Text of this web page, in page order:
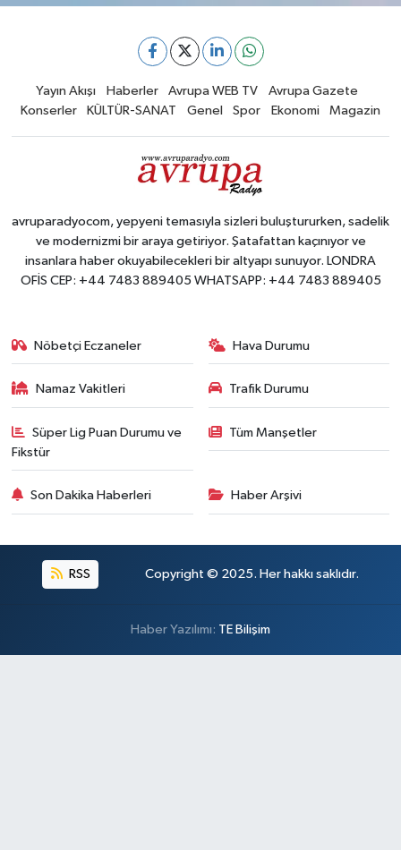
Yayın Akışı Haberler Avrupa WEB TV
Avrupa Gazete
Konserler
KÜLTÜR-SANAT Genel Spor Ekonomi Magazin
avruparadyocom, yepyeni temasıyla sizleri buluştururken, sadelik
ve modernizmi bir araya getiriyor. Şatafattan kaçınıyor ve
insanlara haber okuyabilecekleri bir altyapı sunuyor. LONDRA
OFİS CEP: +44 7483 889405 WHATSAPP: +44 7483 889405
Nöbetçi Eczaneler Hava Durumu
Namaz Vakitleri Trafik Durumu
Süper Lig Puan Durumu ve
Fikstür
Tüm Manşetler
Son Dakika Haberleri Haber Arşivi
RSS Copyright © 2025. Her hakkı saklıdır.
Haber Yazılımı: TE Bilişim